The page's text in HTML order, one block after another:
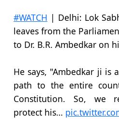
#WATCH | Delhi: Lok
leaves from the
to Dr. B.R. Ambedkar on
He says, "Ambedkar ji is
path to the entire
Constitution. So, we
protect his…